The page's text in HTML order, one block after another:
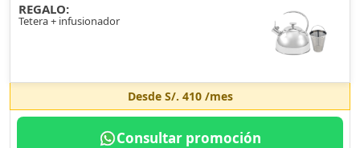
REGALO:
Tetera + infusionador
Desde S/. 410/mes
Consultar promoción